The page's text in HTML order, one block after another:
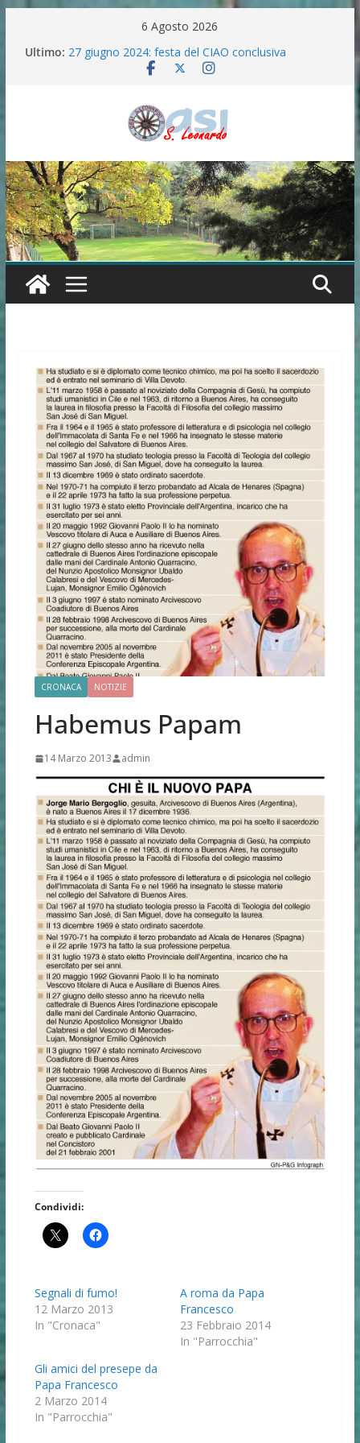
6 Agosto 2026
Ultimo: 27 giugno 2024: festa del CIAO conclusiva
La “ferita di Betlemme”
FESTA IN ONORE DELLA MADONNA DELLE
GRAZIE E SANTA LUCIA(7/8/9/10 SETTEMBRE
100 ANNI DI ANGELICA MASCIA
CRONACA NOTIZIE
Habemus Papam
14 Marzo 2013 admin
Condividi:
Segnali di fumo!
12 Marzo 2013
In "Cronaca"
A roma da Papa
Francesco
23 Febbraio 2014
In "Parrocchia"
Gli amici del presepe da
Papa Francesco
2 Marzo 2014
In "Parrocchia"